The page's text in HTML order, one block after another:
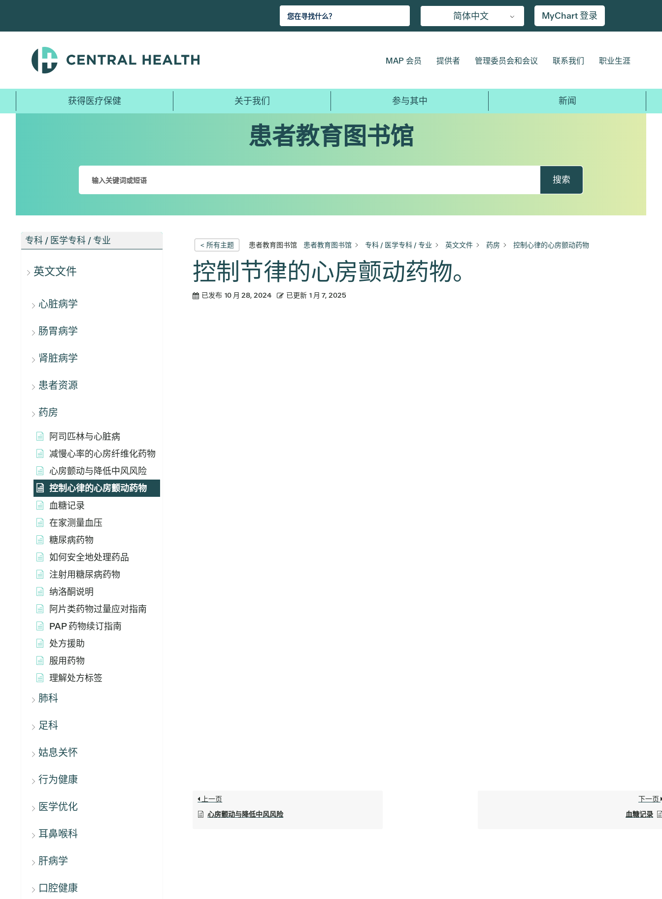
主
简体中文 MyChart 登录
MAP 会员 提供者 管理委员会和会议 联系我们 职业生涯
获得医疗保健 关于我们 参与其中 新闻
患者教育图书馆
搜索
专科 / 医学专科 / 专业
英文文件
心脏病学
肠胃病学
肾脏病学
患者资源
药房
阿司匹林与心脏病
减慢心率的心房纤维化药物
心房颤动与降低中风风险
控制心律的心房颤动药物
血糖记录
在家测量血压
糖尿病药物
如何安全地处理药品
注射用糖尿病药物
纳洛酮说明
阿片类药物过量应对指南
PAP 药物续订指南
处方援助
服用药物
理解处方标签
肺科
足科
姑息关怀
行为健康
医学优化
耳鼻喉科
肝病学
口腔健康
< 所有主题 患者教育图书馆 患者教育图书馆 专科 / 医学专科 / 专业 英文文件 药房 控制心律的心房颤动药物
控制节律的心房颤动药物。
已发布 10 月 28, 2024 已更新 1 月 7, 2025
上一页
心房颤动与降低中风风险
下一页
血糖记录